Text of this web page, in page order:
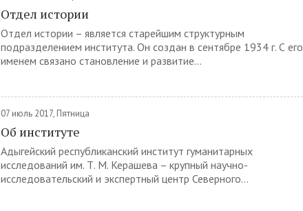
Отдел истории
Отдел истории – является старейшим структурным
подразделением института. Он создан в сентябре 1934 г. С его
именем связано становление и развитие...
07 июль 2017, Пятница
Об институте
Адыгейский республиканский институт гуманитарных
исследований им. Т. М. Керашева – крупный научно-
исследовательский и экспертный центр Северного...